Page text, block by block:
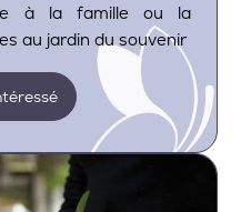
à la famille ou la
au jardin du souvenir